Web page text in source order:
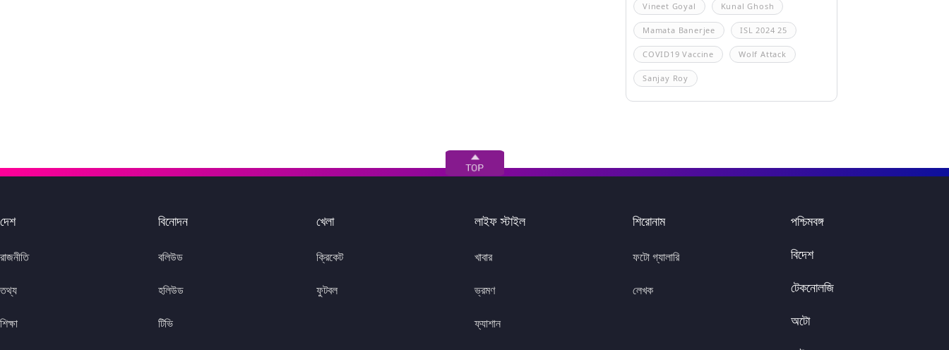
Vineet Goyal Kunal Ghosh
Mamata Banerjee ISL 2024 25
COVID19 Vaccine Wolf Attack
Sanjay Roy
দেশ
রাজনীতি
তথ্য
শিক্ষা
বিনোদন
বলিউড
হলিউড
টিভি
খেলা
ক্রিকেট
ফুটবল
লাইফ স্টাইল
খাবার
ভ্রমণ
ফ্যাশান
শিরোনাম
ফটো গ্যালারি
লেখক
পশ্চিমবঙ্গ
বিদেশ
টেকনোলজি
অটো